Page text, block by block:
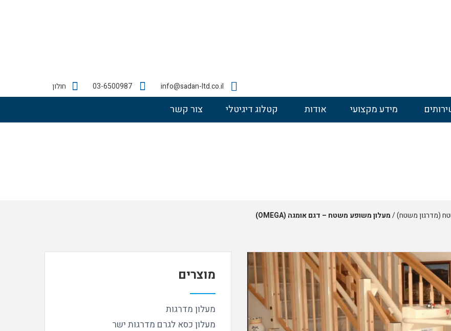
חולון info@sadan-ltd.co.il
מידע מקצועי אודות קטלוג דיגיטלי צור קשר
(מדרגון משטח)/מעלון משופע משטח – דגם אומגה (OMEGA)
מוצרים
מעלון מדרגות
מעלון כסא לגרם מדרגות ישר